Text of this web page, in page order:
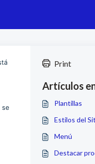
se
Print
Artículos
Plantillas
Estilos del
Menú
Destacar